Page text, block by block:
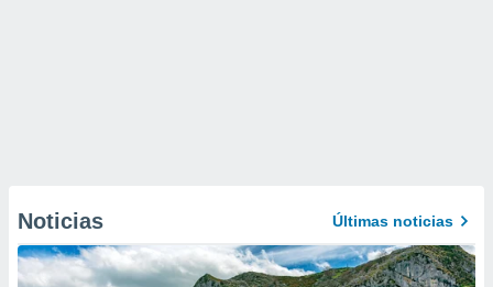
Noticias Últimas noticias